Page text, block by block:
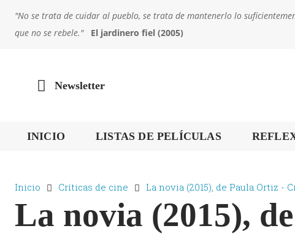
"No se trata de cuidar al pueblo, se trata de mantenerlo lo
que no se rebele."
El jardinero fiel (2005)
Newsletter
INICIO LISTAS DE PELÍCULAS
Inicio Críticas de cine La novia (2015), de Paula Ortiz -
La novia (2015),